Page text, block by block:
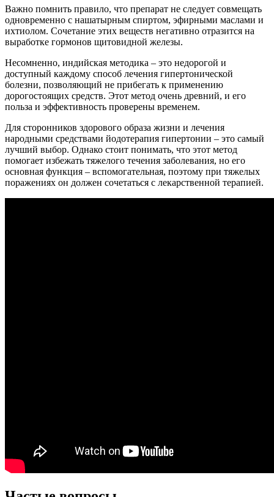
Важно помнить правило, что препарат не следует совмещать
одновременно с нашатырным спиртом, эфирными маслами и
ихтиолом. Сочетание этих веществ негативно отразится на
выработке гормонов щитовидной железы.
Несомненно, индийская методика – это недорогой и
доступный каждому способ лечения гипертонической
болезни, позволяющий не прибегать к применению
дорогостоящих средств. Этот метод очень древний, и его
польза и эффективность проверены временем.
Для сторонников здорового образа жизни и лечения
народными средствами йодотерапия гипертонии – это самый
лучший выбор. Однако стоит понимать, что этот метод
помогает избежать тяжелого течения заболевания, но его
основная функция – вспомогательная, поэтому при тяжелых
поражениях он должен сочетаться с лекарственной терапией.